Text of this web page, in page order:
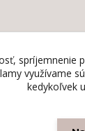
spríjemnenie
využívame
kedykoľvek